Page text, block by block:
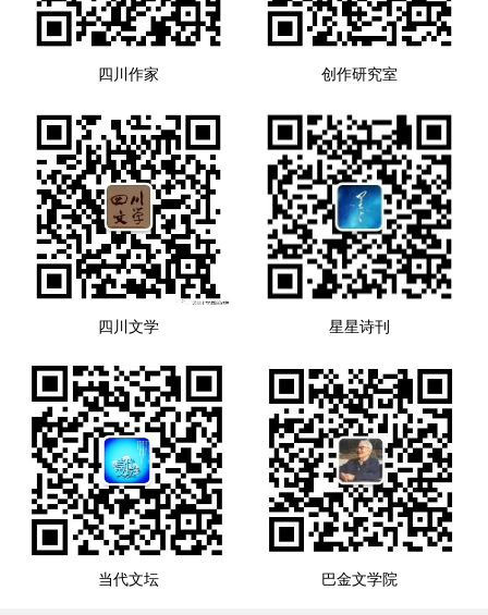
四川作家 创作研究室
四川文学 星星诗刊
当代文坛 巴金文学院